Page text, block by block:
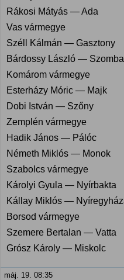
Rákosi Mátyás — Ada
Vas vármegye
Széll Kálmán — Gasztony
Bárdossy László —
Komárom vármegye
Esterházy Móric — Majk
Dobi István — Szőny
Zemplén vármegye
Hadik János — Pálóc
Németh Miklós — Monok
Szabolcs vármegye
Károlyi Gyula — Nyírbakta
Kállay Miklós —
Borsod vármegye
Szemere Bertalan — Vatta
Grósz Károly — Miskolc
máj. 19. 08:35